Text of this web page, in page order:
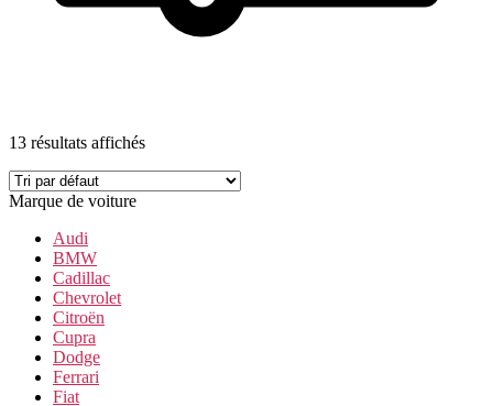
13 résultats affichés
Marque de voiture
Audi
BMW
Cadillac
Chevrolet
Citroën
Cupra
Dodge
Ferrari
Fiat